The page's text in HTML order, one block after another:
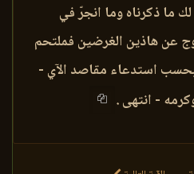
ما ذكرناه وما انجرّ في
عن هاذين الغرضين فملتحم
استدعاء مقاصد الآي -
- انتهى .